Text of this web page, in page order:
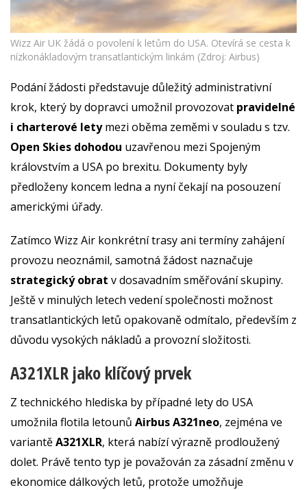
Wizz Air UK žádá o povolení k letům do USA. Otevírá se cesta k
nízkonákladovým transatlantickým linkám (Zdroj: Airbus)
Podání žádosti představuje důležitý administrativní
krok, který by dopravci umožnil provozovat pravidelné
i charterové letymezi oběma zeměmi v souladu s tzv.
Open Skies dohodou uzavřenou mezi Spojeným
královstvím a USA po brexitu. Dokumenty byly
předloženy koncem ledna a nyní čekají na posouzení
americkými úřady.
Zatímco Wizz Air konkrétní trasy ani termíny zahájení
provozu neoznámil, samotná žádost naznačuje
strategický obrat v dosavadním směřování skupiny.
Ještě v minulých letech vedení společnosti možnost
transatlantických letů opakovaně odmítalo, především z
důvodu vysokých nákladů a provozní složitosti.
A321XLR jako klíčový prvek
Z technického hlediska by případné lety do USA
umožnila flotila letounů Airbus A321neo, zejména ve
variantěA321XLR, která nabízí výrazně prodloužený
dolet. Právě tento typ je považován za zásadní změnu v
ekonomice dálkových letů, protože umožňuje